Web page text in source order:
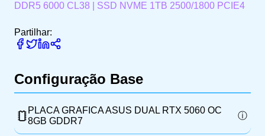
DDR5 6000 CL38 | SSD NVME 1TB 2500/1800 PCIE4
Partilhar:
Configuração Base
PLACA GRAFICA ASUS DUAL RTX 5060 OC
8GB GDDR7